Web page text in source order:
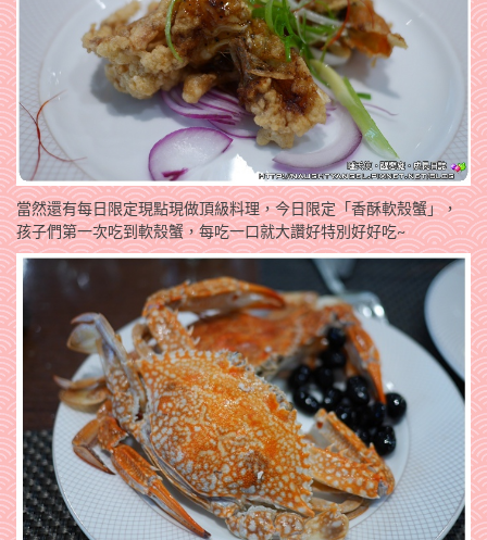
當然還有每日限定現點現做頂級料理，今日限定「香酥軟殼蟹」，
孩子們第一次吃到軟殼蟹，每吃一口就大讚好特別好好吃~